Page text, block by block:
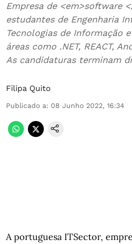
Empresa de <em>software
estudantes de Engenharia
Tecnologias de Informação
áreas como .NET, REACT,
As candidaturas terminam
Filipa Quito
Publicado a: 08 Junho 2022, 16:34
A portuguesa ITSector,